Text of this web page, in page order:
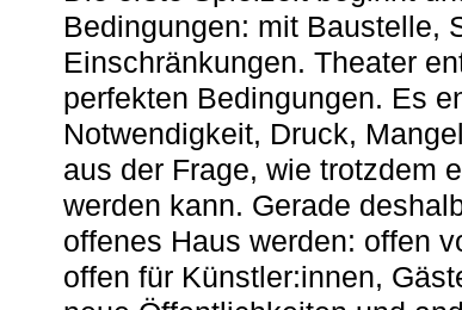
Bedingungen: mit Baustelle,
Einschränkungen. Theater
perfekten Bedingungen. Es
Notwendigkeit, Druck,
aus der Frage, wie trotzdem
werden kann. Gerade
offenes Haus werden: offen
offen für Künstler:innen,